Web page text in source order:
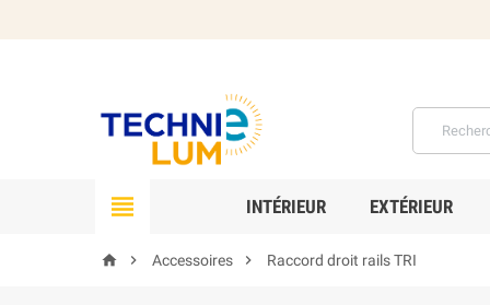
 INTÉRIEUR EXTÉRIEUR
  Accessoires  Raccord droit rails TRI